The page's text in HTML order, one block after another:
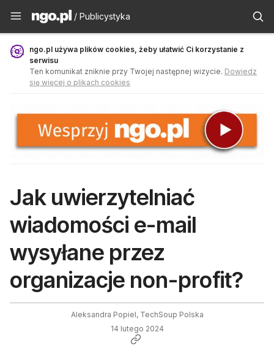
Publicystyka - ngo.pl
/ Publicystyka
ngo.pl używa plików cookies, żeby ułatwić Ci korzystanie z
serwisu
Ten komunikat zniknie przy Twojej następnej wizycie. Dowiedz
się więcej o plikach cookies
Jak uwierzytelniać
wiadomości e-mail
wysyłane przez
organizacje non-profit?
Aleksandra Popiel, TechSoup Polska
14 lutego 2024